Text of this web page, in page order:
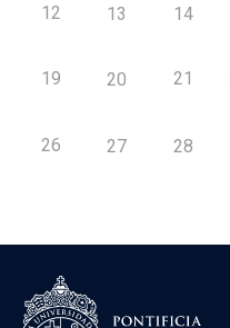
12 13 14
19 20 21
26 27 28